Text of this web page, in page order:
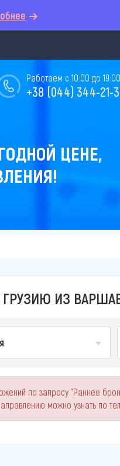
Работаем с 10:00 до 19:00
+38 (044) 344-21-
ЦЕНЕ,
ИЗ
по запросу "Раннее
можно узнать по